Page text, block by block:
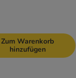
Zum Warenkorb
hinzufügen